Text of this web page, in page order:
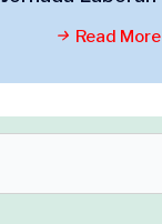
Read More